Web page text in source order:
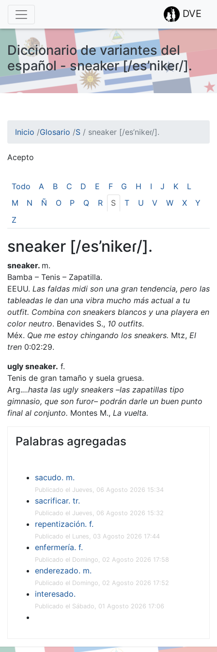
DVE
Diccionario de variantes del
español - sneaker [/es’nikeɾ/].
Inicio /Glosario /S / sneaker [/es’nikeɾ/].
Acepto
Todo A B C D E F G H I J K
L
M
N Ñ O P Q R S T U V W X
Y
Z
sneaker [/es’nikeɾ/].
sneaker. m.
Bamba – Tenis – Zapatilla.
EEUU. Las faldas midi son una gran tendencia, pero las
tableadas le dan una vibra mucho más actual a tu
outfit. Combina con sneakers blancos y una playera en
color neutro. Benavides S., 10 outfits.
Méx. Que me estoy chingando los sneakers. Mtz, El
tren 0:02:29.
ugly sneaker. f.
Tenis de gran tamaño y suela gruesa.
Arg....hasta las ugly sneakers –las zapatillas tipo
gimnasio, que son furor– podrán darle un buen punto
final al conjunto. Montes M., La vuelta.
Palabras agregadas
sacudo. m.
Publicado el Jueves, 06 Agosto 2026 15:34
sacrificar. tr.
Publicado el Jueves, 06 Agosto 2026 15:32
repentización. f.
Publicado el Lunes, 03 Agosto 2026 17:44
enfermería. f.
Publicado el Domingo, 02 Agosto 2026 17:58
enderezado. m.
Publicado el Domingo, 02 Agosto 2026 17:52
interesado.
Publicado el Sábado, 01 Agosto 2026 17:06